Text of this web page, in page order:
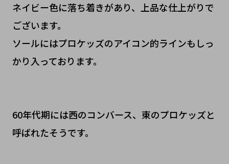
ネイビー色に落ち着きがあり、上品な仕上がりで
ございます。
ソールにはプロケッズのアイコン的ラインもしっ
かり入っております。
60年代期には西のコンバース、東のプロケッズと
呼ばれたそうです。